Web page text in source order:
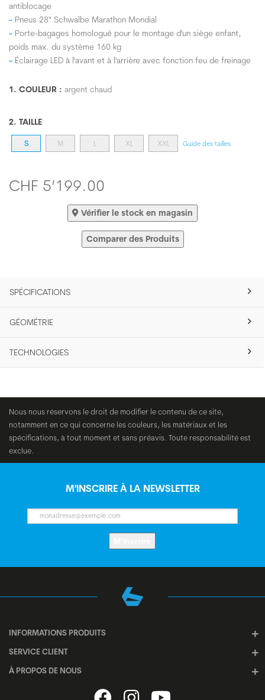
antiblocage
Pneus 28" Schwalbe Marathon Mondial
Porte-bagages homologué pour le montage d'un siège enfant,
poids max. du système 160 kg
Éclairage LED à l'avant et à l'arrière avec fonction feu de freinage
1. COULEUR : argent chaud
2. TAILLE
S M L XL XXL Guide des tailles
CHF 5’199.00
Vérifier le stock en magasin
Comparer des Produits
SPÉCIFICATIONS
GÉOMÉTRIE
TECHNOLOGIES
Nous nous réservons le droit de modifier le contenu de ce site,
notamment en ce qui concerne les couleurs, les matériaux et les
spécifications, à tout moment et sans préavis. Toute responsabilité est
exclue.
M'INSCRIRE À LA NEWSLETTER
INFORMATIONS PRODUITS
SERVICE CLIENT
À PROPOS DE NOUS